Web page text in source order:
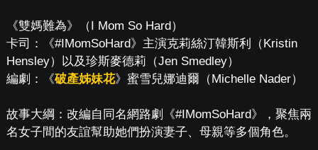
《雙媽難為》（I Mom So Hard）
卡司：《#IMomSoHard》主演克莉絲汀韓斯利（Kristin
Hensley）以及珍斯麥德莉（Jen Smedley）
編劇：《破產姊妹花》蜜雪兒娜迪爾（Michelle Nader）
故事大綱：改編自同名網路劇《#IMomSoHard》，聚焦兩
名女子間的友誼幫助她們扮演妻子、母親等多個角色。